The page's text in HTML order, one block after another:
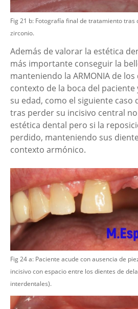
Fig 21 b: Fotografía final de tratamiento
zirconio.
Además de valorar la estética
más importante conseguir la
manteniendo la ARMONIA de
contexto de la boca del paciente
su edad, como el siguiente caso
tras perder su incisivo central
estética dental pero si la
perdido, manteniendo sus
contexto armónico.
Fig 24 a: Paciente acude con ausencia de
incisivo con espacio entre los dientes de
interdentales).